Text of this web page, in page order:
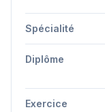
Spécialité
Diplôme
Exercice